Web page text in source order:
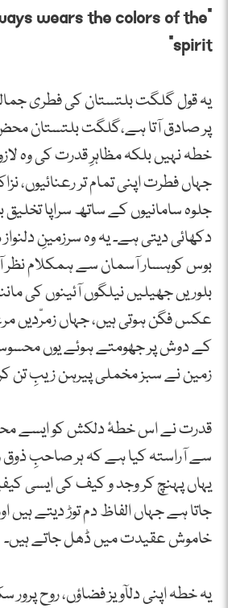
wears the colors of the
spirit”
یہ قول گلگت بلتستان کی فطری
پر صادق آتا ہے،گلگت بلتستان
خطہ نہیں بلکہ مظاہرِ قدرت کی وہ
جہاں فطرت اپنی تمام تر رعنائیوں،
جلوہ سامانیوں کے ساتھ سراپا تخلیق
دکھائی دیتی ہے۔ یہ وہ سرزمینِ
بوس کوہسار آسمان سے ہمکلام نظر
بلوریں جھیلیں نیلگوں آئینوں کی
عکس فگن ہوتی ہیں، جہاں زمرّدیں
کے دوش پر جھومتے ہوئے یوں
زمین نے سبز مخملی پیرہن زیبِ تن
قدرت نے اس خطۂ دلکش کو ایسے
سے آراستہ کیا ہے کہ ہر صاحبِ
یہاں پہنچ کر وجد و کیف کی ایسی
جاتا ہے جہاں الفاظ دم توڑ دیتے ہیں
خاموش عقیدت میں ڈھل جاتے ہیں۔
یہ خطہ اپنی دلآویز فضاؤں، روح پرور